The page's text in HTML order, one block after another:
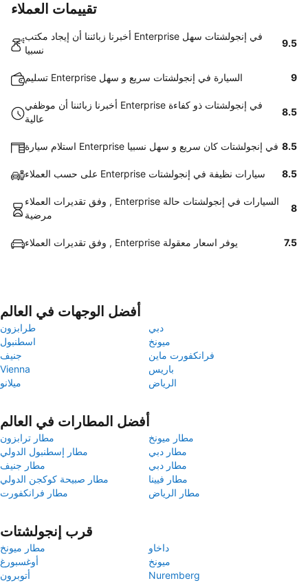
تقييمات العملاء
أخبرنا زبائننا أن إيجاد مكتب Enterprise في إنجولشتات سهل
نسبيا
9.5
تسليم Enterprise السيارة في إنجولشتات سريع و سهل 9
أخبرنا زبائننا أن موظفي Enterprise في إنجولشتات ذو كفاءة
عالية
8.5
استلام سيارة Enterprise في إنجولشتات كان سريع و سهل نسبيا 8.5
على حسب العملاء Enterprise سيارات نظيفة في إنجولشتات 8.5
وفق تقديرات العملاء , Enterprise السيارات في إنجولشتات حالة
مرضية
8
وفق تقديرات العملاء , Enterprise يوفر اسعار معقولة 7.5
أفضل الوجهات في العالم
طرابزون
دبي
اسطنبول
ميونخ
جنيف
فرانكفورت ماين
Vienna
باريس
ميلانو
الرياض
أفضل المطارات في العالم
مطار ترابزون
مطار ميونخ
مطار إسطنبول الدولي
مطار دبي
مطار جنيف
مطار دبي
مطار صبيحة كوكجن الدولي
مطار فيينا
مطار فرانكفورت
مطار الرياض
قرب إنجولشتات
مطار ميونخ
داخاو
أوغسبورغ
ميونخ
أتوبرون
Nuremberg